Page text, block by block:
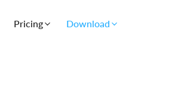
Pricing Download